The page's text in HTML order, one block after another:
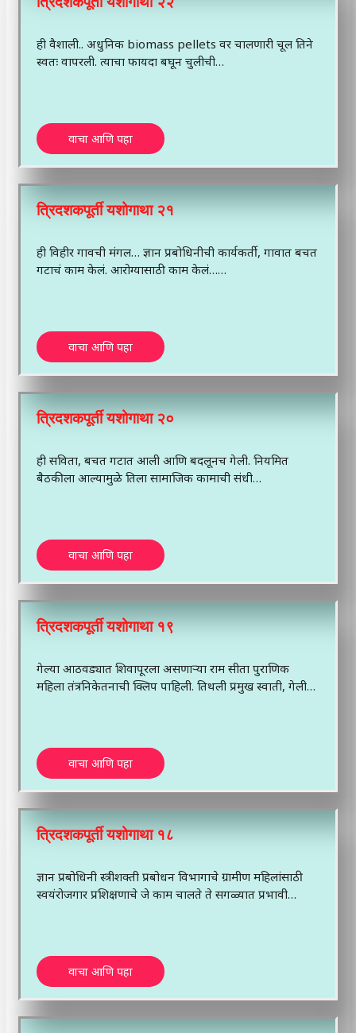
ही वैशाली.. अधुनिक biomass pellets वर चालणारी चूल तिने
स्वतः वापरली. त्याचा फायदा बघून चुलीची…
वाचा आणि पहा
त्रिदशकपूर्ती यशोगाथा २१
ही विहीर गावची मंगल… ज्ञान प्रबोधिनीची कार्यकर्ती, गावात बचत
गटाचं काम केलं. आरोग्यासाठी काम केलं……
वाचा आणि पहा
त्रिदशकपूर्ती यशोगाथा २०
ही सविता, बचत गटात आली आणि बदलूनच गेली. नियमित
बैठकीला आल्यामुळे तिला सामाजिक कामाची संधी…
वाचा आणि पहा
त्रिदशकपूर्ती यशोगाथा १९
गेल्या आठवड्यात शिवापूरला असणाऱ्या राम सीता पुराणिक
महिला तंत्रनिकेतनाची क्लिप पाहिली. तिथली प्रमुख स्वाती, गेली…
वाचा आणि पहा
त्रिदशकपूर्ती यशोगाथा १८
ज्ञान प्रबोधिनी स्त्रीशक्ती प्रबोधन विभागाचे ग्रामीण महिलांसाठी
स्वयंरोजगार प्रशिक्षणाचे जे काम चालते ते सगळ्यात प्रभावी…
वाचा आणि पहा